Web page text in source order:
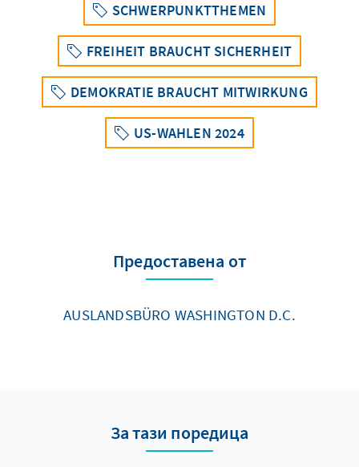
SCHWERPUNKTTHEMEN
FREIHEIT BRAUCHT SICHERHEIT
DEMOKRATIE BRAUCHT MITWIRKUNG
US-WAHLEN 2024
Предоставена от
AUSLANDSBÜRO WASHINGTON D.C.
За тази поредица